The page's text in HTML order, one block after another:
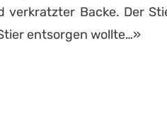
verkratzter Backe. Der
entsorgen wollte…»